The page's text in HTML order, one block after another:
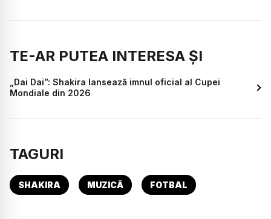
TE-AR PUTEA INTERESA ȘI
„Dai Dai”: Shakira lansează imnul oficial al Cupei
Mondiale din 2026
TAGURI
SHAKIRA MUZICĂ FOTBAL